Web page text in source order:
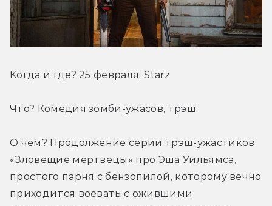
Когда и где? 25 февраля, Starz
Что? Комедия зомби-ужасов, трэш.
О чём? Продолжение серии трэш-ужастиков
«Зловещие мертвецы» про Эша Уильямса,
простого парня с бензопилой, которому вечно
приходится воевать с ожившими